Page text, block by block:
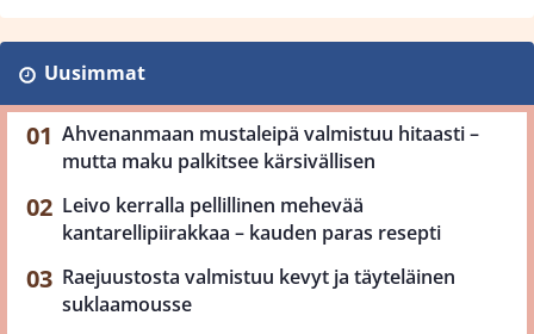
Uusimmat
Ahvenanmaan mustaleipä valmistuu hitaasti –
mutta maku palkitsee kärsivällisen
Leivo kerralla pellillinen mehevää
kantarellipiirakkaa – kauden paras resepti
Raejuustosta valmistuu kevyt ja täyteläinen
suklaamousse